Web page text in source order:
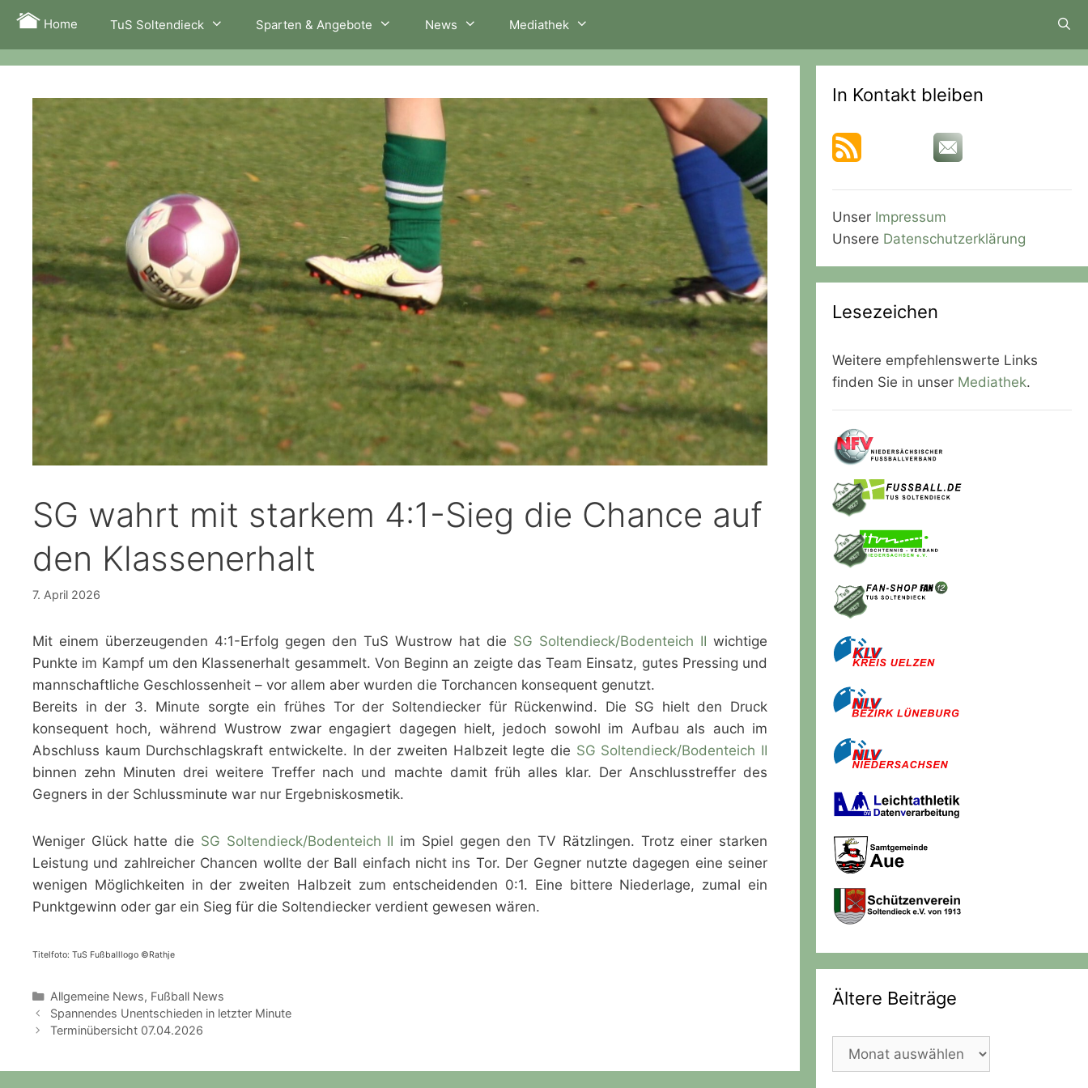
Zum
Inhalt
springen
Home TuS Soltendieck Sparten & Angebote News Mediathek
SG wahrt mit starkem 4:1-Sieg die Chance auf
den Klassenerhalt
7. April 2026
Mit einem überzeugenden 4:1-Erfolg gegen den TuS Wustrow hat die SG Soltendieck/Bodenteich II wichtige
Punkte im Kampf um den Klassenerhalt gesammelt. Von Beginn an zeigte das Team Einsatz, gutes Pressing und
mannschaftliche Geschlossenheit – vor allem aber wurden die Torchancen konsequent genutzt.
Bereits in der 3. Minute sorgte ein frühes Tor der Soltendiecker für Rückenwind. Die SG hielt den Druck
konsequent hoch, während Wustrow zwar engagiert dagegen hielt, jedoch sowohl im Aufbau als auch im
Abschluss kaum Durchschlagskraft entwickelte. In der zweiten Halbzeit legte die SG Soltendieck/Bodenteich II
binnen zehn Minuten drei weitere Treffer nach und machte damit früh alles klar. Der Anschlusstreffer des
Gegners in der Schlussminute war nur Ergebniskosmetik.
Weniger Glück hatte die SG Soltendieck/Bodenteich II im Spiel gegen den TV Rätzlingen. Trotz einer starken
Leistung und zahlreicher Chancen wollte der Ball einfach nicht ins Tor. Der Gegner nutzte dagegen eine seiner
wenigen Möglichkeiten in der zweiten Halbzeit zum entscheidenden 0:1. Eine bittere Niederlage, zumal ein
Punktgewinn oder gar ein Sieg für die Soltendiecker verdient gewesen wären.
Titelfoto: TuS Fußballlogo ©Rathje
Kategorien
Allgemeine News, Fußball News
Spannendes Unentschieden in letzter Minute
Terminübersicht 07.04.2026
In Kontakt bleiben
Unser Impressum
Unsere Datenschutzerklärung
Lesezeichen
Weitere empfehlenswerte Links
finden Sie in unser Mediathek.
Ältere Beiträge
Ältere
Beiträge